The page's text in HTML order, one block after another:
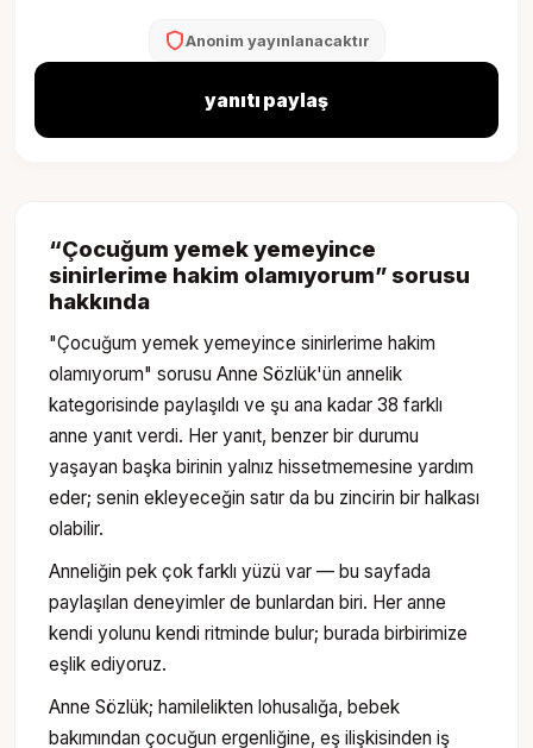
Anonim yayınlanacaktır
yanıtı paylaş
“Çocuğum yemek yemeyince
sinirlerime hakim olamıyorum” sorusu
hakkında
"Çocuğum yemek yemeyince sinirlerime hakim
olamıyorum" sorusu Anne Sözlük'ün annelik
kategorisinde paylaşıldı ve şu ana kadar 38 farklı
anne yanıt verdi. Her yanıt, benzer bir durumu
yaşayan başka birinin yalnız hissetmemesine yardım
eder; senin ekleyeceğin satır da bu zincirin bir halkası
olabilir.
Anneliğin pek çok farklı yüzü var — bu sayfada
paylaşılan deneyimler de bunlardan biri. Her anne
kendi yolunu kendi ritminde bulur; burada birbirimize
eşlik ediyoruz.
Anne Sözlük; hamilelikten lohusalığa, bebek
bakımından çocuğun ergenliğine, eş ilişkisinden iş